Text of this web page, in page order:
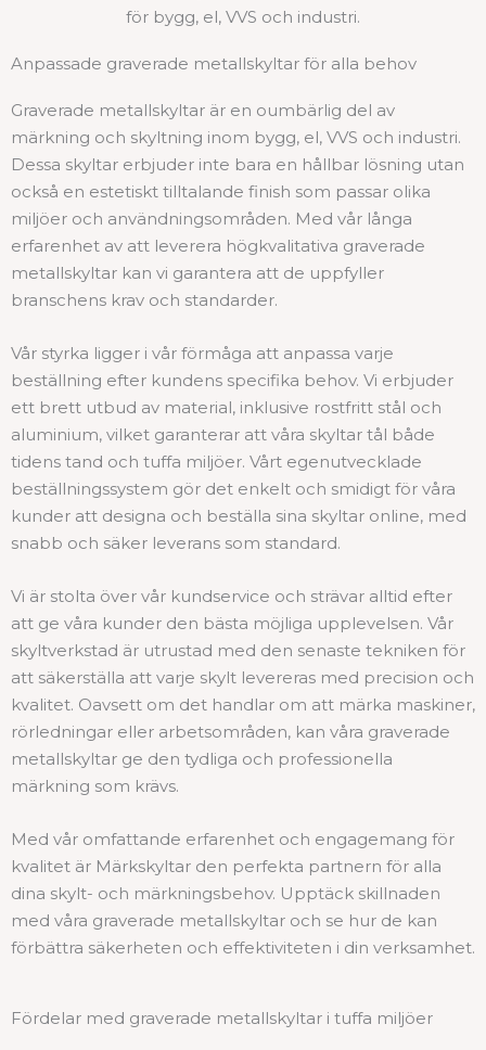
Anpassade graverade metallskyltar för alla behov
Graverade metallskyltar är en oumbärlig del av
märkning och skyltning inom bygg, el, VVS och industri.
Dessa skyltar erbjuder inte bara en hållbar lösning utan
också en estetiskt tilltalande finish som passar olika
miljöer och användningsområden. Med vår långa
erfarenhet av att leverera högkvalitativa graverade
metallskyltar kan vi garantera att de uppfyller
branschens krav och standarder.
Vår styrka ligger i vår förmåga att anpassa varje
beställning efter kundens specifika behov. Vi erbjuder
ett brett utbud av material, inklusive rostfritt stål och
aluminium, vilket garanterar att våra skyltar tål både
tidens tand och tuffa miljöer. Vårt egenutvecklade
beställningssystem gör det enkelt och smidigt för våra
kunder att designa och beställa sina skyltar online, med
snabb och säker leverans som standard.
Vi är stolta över vår kundservice och strävar alltid efter
att ge våra kunder den bästa möjliga upplevelsen. Vår
skyltverkstad är utrustad med den senaste tekniken för
att säkerställa att varje skylt levereras med precision och
kvalitet. Oavsett om det handlar om att märka maskiner,
rörledningar eller arbetsområden, kan våra graverade
metallskyltar ge den tydliga och professionella
märkning som krävs.
Med vår omfattande erfarenhet och engagemang för
kvalitet är Märkskyltar den perfekta partnern för alla
dina skylt- och märkningsbehov. Upptäck skillnaden
med våra graverade metallskyltar och se hur de kan
förbättra säkerheten och effektiviteten i din verksamhet.
Fördelar med graverade metallskyltar i tuffa miljöer